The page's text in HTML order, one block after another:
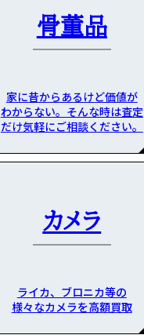
骨董品
家に昔からあるけど価値が
わからない。そんな時は査定
だけ気軽にご相談ください。
カメラ
ライカ、ブロニカ等の
様々なカメラを高額買取